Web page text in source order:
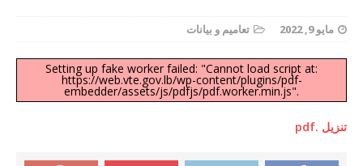
مايو 9, 2022 تعاميم و بيانات
Setting up fake worker failed: "Cannot load script at:
https://web.vte.gov.lb/wp-content/plugins/pdf-
embedder/assets/js/pdfjs/pdf.worker.min.js".
تنزيل .pdf